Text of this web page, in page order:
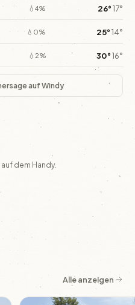
💧4% 26°17°
💧0% 25°14°
💧2% 30°16°
auf Windy
dem Handy.
Alle anzeigen